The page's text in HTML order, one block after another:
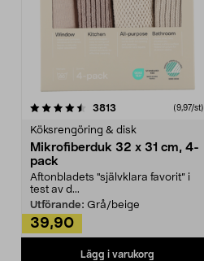
3813 (9,97/st)
Köksrengöring & disk
Mikrofiberduk 32 x 31 cm, 4-
pack
Aftonbladets "självklara favorit” i
test av d...
Utförande: Grå/beige
39,90
Lägg i varukorg
4.0av 5 stjärnor